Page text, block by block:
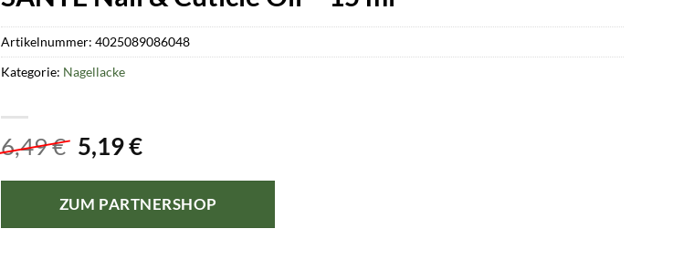
6,49€ Ursprünglicher
war:
6,49 €
5,19€Aktueller
ist:
5,19 €.
ZUM PARTNERSHOP
Artikelnummer:4025089086048
Kategorie: Nagellacke